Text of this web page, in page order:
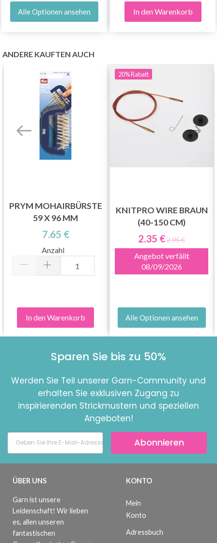
Alle Optionen ansehen In den Warenkorb
ANDERE KAUFTEN AUCH
PRYM MOHAIRBÜRSTE
59 X 96 MM
7.65 €
Anzahl
In den Warenkorb
20%Rabatt
KNITPRO WIRE BRAUN
(40-150 CM)
2.35 €2.95 €
Angebot verfällt
08/09/2026
Alle Optionen ansehen
Sparen Sie bis zu 50%
Werden Sie Teil unserer Garn-Community und
erhalten Sie exklusiven Zugang zu
inspirierenden Strickmustern und speziellen
Angeboten!
Abonnieren
ÜBER UNS
Garn ist unsere
Leidenschaft! Wir lieben
es, allen unseren
fantastischen
KONTO
Mein
Konto
Adressbuch